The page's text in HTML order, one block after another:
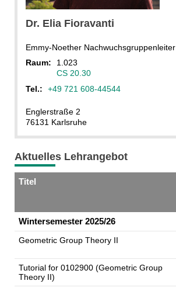
Dr. Elia Fioravanti
Emmy-Noether Nachwuchsgruppenleiter
Raum:
1.023
CS 20.30
Tel.:
+49 721 608-44544
Englerstraße 2
76131 Karlsruhe
Aktuelles Lehrangebot
Titel
Wintersemester 2025/26
Geometric Group Theory II
Tutorial for 0102900 (Geometric Group
Theory II)